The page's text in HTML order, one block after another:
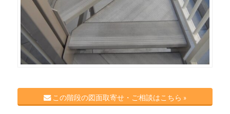
この階段の図面取寄せ・ご相談はこちら »